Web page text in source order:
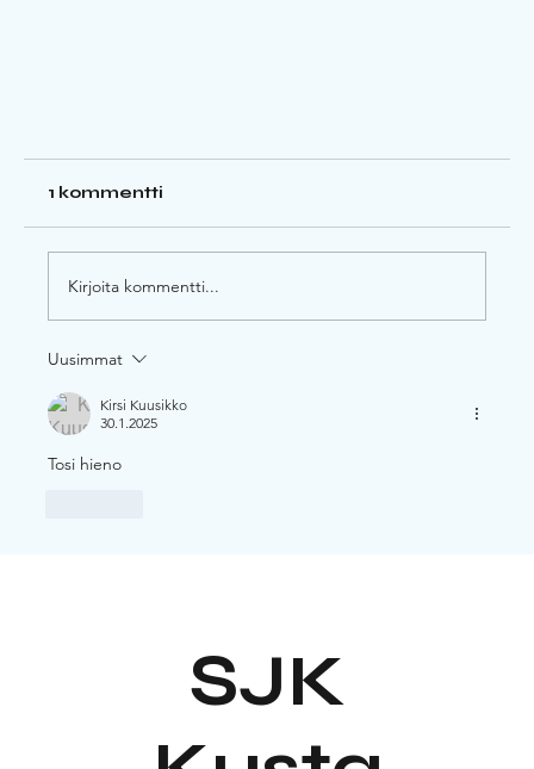
1 kommentti
Kirjoita kommentti...
Uusimmat
Kirsi Kuusikko
30.1.2025
Tosi hieno
SJK